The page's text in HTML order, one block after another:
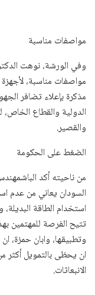
مواصفات مناسبة
وفي الورشة، نوهت
مواصفات مناسبة،
مذكرة بإعلاء تضافر
الدولية والقطاع
والقصير.
الضغط على الحكومة
من ناحيته أكد
السودان يعاني من عدم
استخدام الطاقة
تتيح الفرصة للمهتمين
وتطبيقها، وابان حمزة،
ان يحظى بالتمويل أكثر
الانبعاثات.